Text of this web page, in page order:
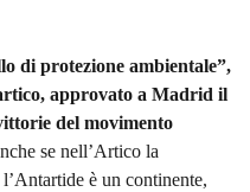
di protezione ambientale”,
approvato a Madrid il
del movimento
se nell’Artico la
è un continente,